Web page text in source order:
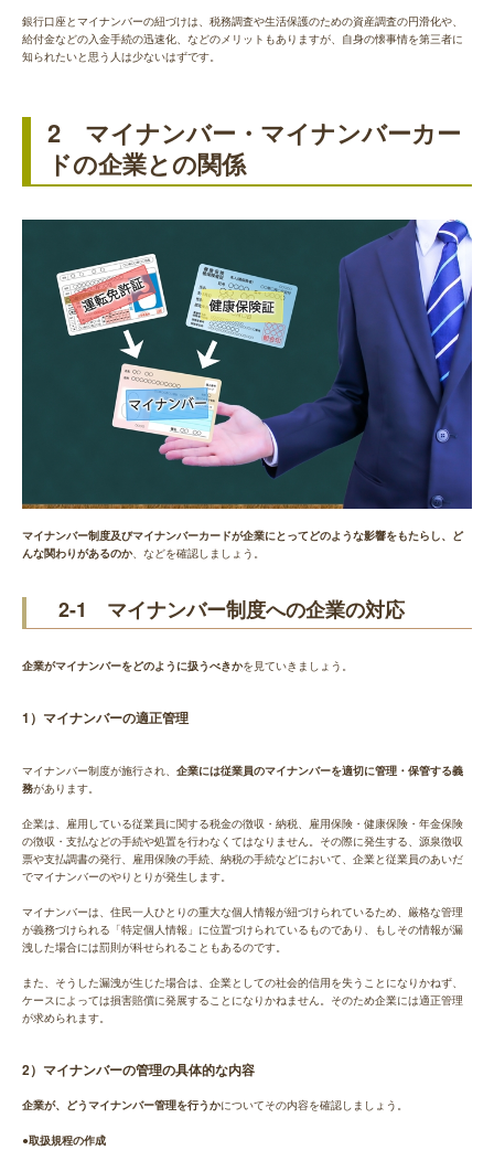
銀行口座とマイナンバーの紐づけは、税務調査や生活保護のための資産調査の円滑化や、
給付金などの入金手続の迅速化、などのメリットもありますが、自身の懐事情を第三者に
知られたいと思う人は少ないはずです。
2 マイナンバー・マイナンバーカー
ドの企業との関係
マイナンバー制度及びマイナンバーカードが企業にとってどのような影響をもたらし、ど
んな関わりがあるのか、などを確認しましょう。
2-1 マイナンバー制度への企業の対応
企業がマイナンバーをどのように扱うべきかを見ていきましょう。
1）マイナンバーの適正管理
マイナンバー制度が施行され、 企業には従業員のマイナンバーを適切に管理・保管する義
務があります。
企業は、雇用している従業員に関する税金の徴収・納税、雇用保険・健康保険・年金保険
の徴収・支払などの手続や処置を行わなくてはなりません。その際に発生する、源泉徴収
票や支払調書の発行、雇用保険の手続、納税の手続などにおいて、企業と従業員のあいだ
でマイナンバーのやりとりが発生します。
マイナンバーは、住民一人ひとりの重大な個人情報が紐づけられているため、厳格な管理
が義務づけられる「特定個人情報」に位置づけられているものであり、もしその情報が漏
洩した場合には罰則が科せられることもあるのです。
また、そうした漏洩が生じた場合は、企業としての社会的信用を失うことになりかねず、
ケースによっては損害賠償に発展することになりかねません。そのため企業には適正管理
が求められます。
2）マイナンバーの管理の具体的な内容
企業が、どうマイナンバー管理を行うかについてその内容を確認しましょう。
●取扱規程の作成